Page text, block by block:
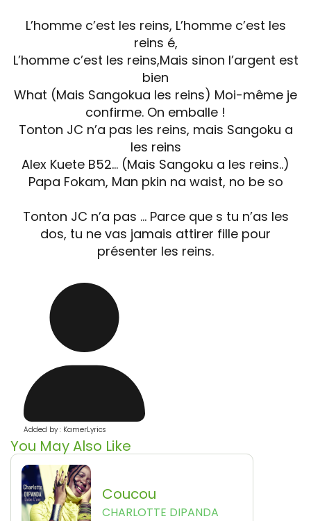
L’homme c’est les reins, L’homme c’est les
reins é,
L’homme c’est les reins,Mais sinon l’argent est
bien
What (Mais Sangokua les reins) Moi-même je
confirme. On emballe !
Tonton JC n’a pas les reins, mais Sangoku a
les reins
Alex Kuete B52… (Mais Sangoku a les reins..)
Papa Fokam, Man pkin na waist, no be so
Tonton JC n’a pas … Parce que s tu n’as les
dos, tu ne vas jamais attirer fille pour
présenter les reins.
Added by : KamerLyrics
You May Also Like
Coucou
CHARLOTTE DIPANDA